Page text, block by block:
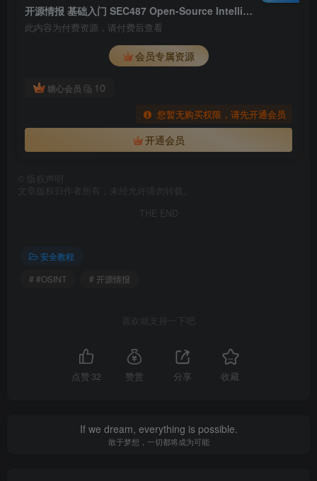
开源情报 基础入门 SEC487 Open-Source Intelligence (OSINT) Gathering and Analysis 中英双语字幕
此内容为付费资源，请付费后查看
会员专属资源
糖心会员 10
您暂无购买权限，请先开通会员
开通会员
版权声明
文章版权归作者所有，未经允许请勿转载。
THE END
安全教程
# #OSINT
# 开源情报
喜欢就支持一下吧
点赞 32 赞赏 分享 收藏
If we dream, everything is possible.
敢于梦想，一切都将成为可能